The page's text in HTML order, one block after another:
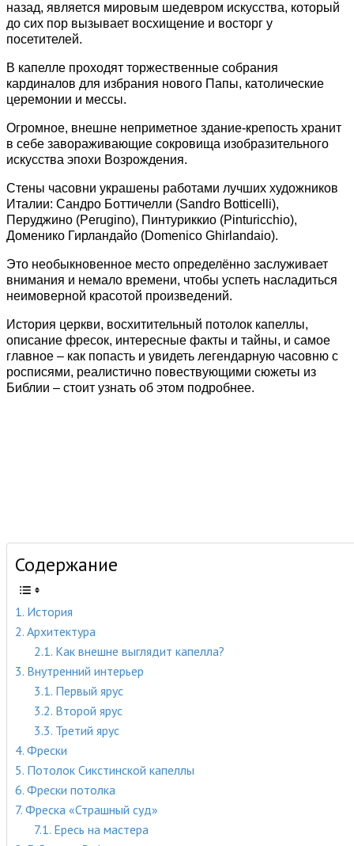
назад, является мировым шедевром искусства, который
до сих пор вызывает восхищение и восторг у
посетителей.
В капелле проходят торжественные собрания
кардиналов для избрания нового Папы, католические
церемонии и мессы.
Огромное, внешне неприметное здание-крепость хранит
в себе завораживающие сокровища изобразительного
искусства эпохи Возрождения.
Стены часовни украшены работами лучших художников
Италии: Сандро Боттичелли (Sandro Botticelli),
Перуджино (Perugino), Пинтуриккио (Pinturicchio),
Доменико Гирландайо (Domenico Ghirlandaio).
Это необыкновенное место определённо заслуживает
внимания и немало времени, чтобы успеть насладиться
неимоверной красотой произведений.
История церкви, восхитительный потолок капеллы,
описание фресок, интересные факты и тайны, и самое
главное – как попасть и увидеть легендарную часовню с
росписями, реалистично повествующими сюжеты из
Библии – стоит узнать об этом подробнее.
Содержание
История
Архитектура
Как внешне выглядит капелла?
Внутренний интерьер
Первый ярус
Второй ярус
Третий ярус
Фрески
Потолок Сикстинской капеллы
Фрески потолка
Фреска «Страшный суд»
Ересь на мастера